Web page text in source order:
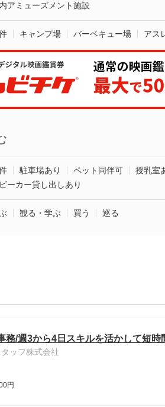
アミューズメント施設
キャンプ場 バーベキュー場 アス
駐車場あり ペット同伴可 授乳室
ーカー貸し出しあり
観る・学ぶ 買う 巡る
務/週3から4日スキルを活かして短時
ッフ株式会社
円